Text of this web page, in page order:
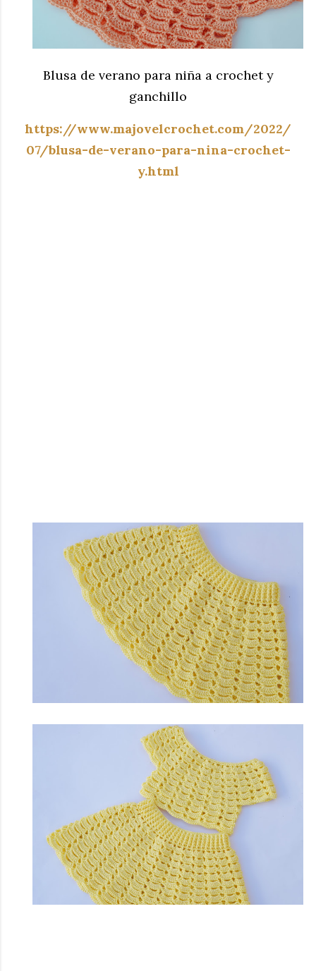
Blusa de verano para niña a crochet y
ganchillo
https://www.majovelcrochet.com/2022/
07/blusa-de-verano-para-nina-crochet-
y.html